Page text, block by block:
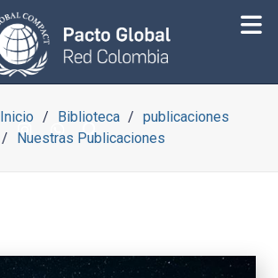
Inicio Biblioteca
publicaciones
Nuestras Publicaciones